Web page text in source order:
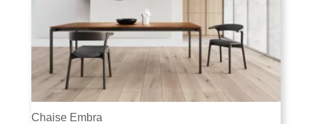
Chaise Embra